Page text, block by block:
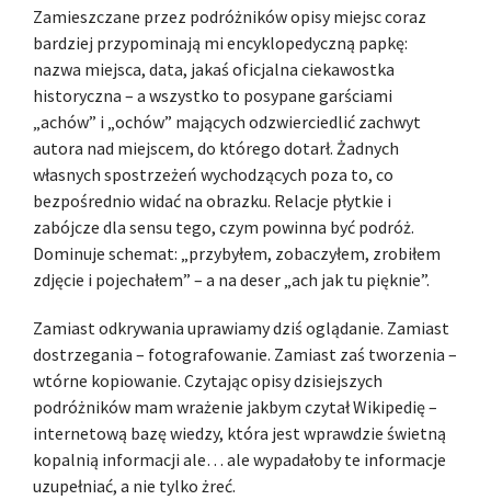
Zamieszczane przez podróżników opisy miejsc coraz
bardziej przypominają mi encyklopedyczną papkę:
nazwa miejsca, data, jakaś oficjalna ciekawostka
historyczna – a wszystko to posypane garściami
„achów” i „ochów” mających odzwierciedlić zachwyt
autora nad miejscem, do którego dotarł. Żadnych
własnych spostrzeżeń wychodzących poza to, co
bezpośrednio widać na obrazku. Relacje płytkie i
zabójcze dla sensu tego, czym powinna być podróż.
Dominuje schemat: „przybyłem, zobaczyłem, zrobiłem
zdjęcie i pojechałem” – a na deser „ach jak tu pięknie”.
Zamiast odkrywania uprawiamy dziś oglądanie. Zamiast
dostrzegania – fotografowanie. Zamiast zaś tworzenia –
wtórne kopiowanie. Czytając opisy dzisiejszych
podróżników mam wrażenie jakbym czytał Wikipedię –
internetową bazę wiedzy, która jest wprawdzie świetną
kopalnią informacji ale… ale wypadałoby te informacje
uzupełniać, a nie tylko żreć.